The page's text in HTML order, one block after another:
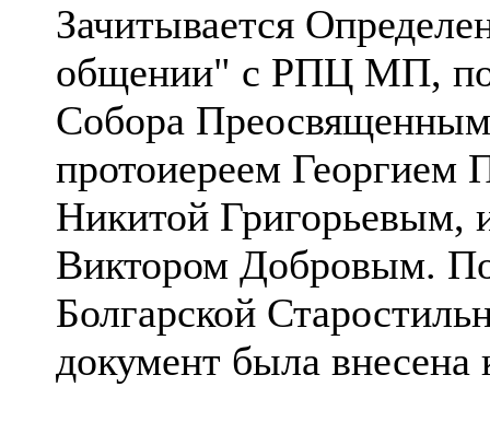
Зачитывается
общении" с РПЦ МП,
Собора
протоиереем Георгием
Никитой Григорьевым,
Виктором Добровым.
Болгарской
документ была внесена